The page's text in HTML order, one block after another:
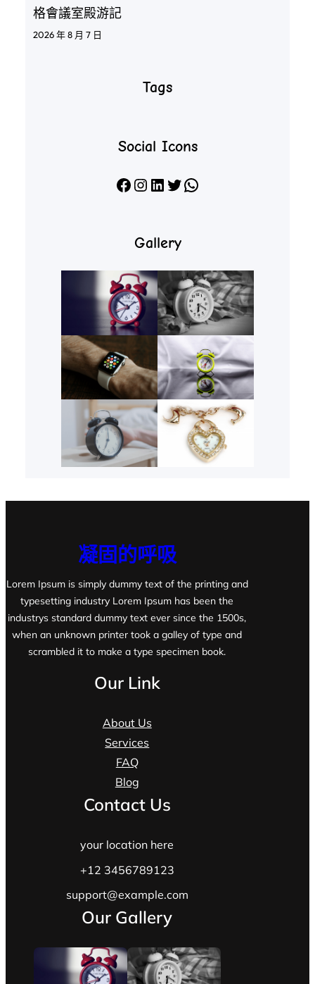
格會議室殿游記
2026 年 8 月 7 日
Tags
Social Icons
Facebook Instagram LinkedIn X WhatsApp
Gallery
凝固的呼吸
Lorem Ipsum is simply dummy text of the printing and
typesetting industry Lorem Ipsum has been the
industrys standard dummy text ever since the 1500s,
when an unknown printer took a galley of type and
scrambled it to make a type specimen book.
Our Link
About Us
Services
FAQ
Blog
Contact Us
your location here
+12 3456789123
support@example.com
Our Gallery